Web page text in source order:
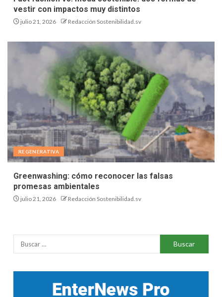
vestir con impactos muy distintos
julio 21, 2026 Redacción Sostenibilidad.sv
REGENERATIVA
Greenwashing: cómo reconocer las falsas
promesas ambientales
julio 21, 2026 Redacción Sostenibilidad.sv